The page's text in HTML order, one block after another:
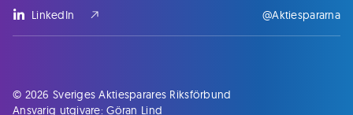
LinkedIn @Aktiespararna
© 2026 Sveriges Aktiesparares Riksförbund
Ansvarig utgivare: Göran Lind